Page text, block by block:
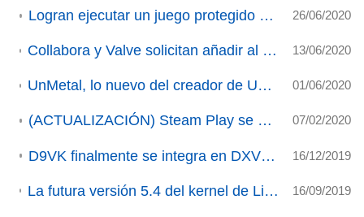
Logran ejecutar un juego protegido con EAC en Wine (ACTUALIZACIÓN) 26/06/2020
Collabora y Valve solicitan añadir al kernel modificaciones en futex para mejorar el rendimiento de algunos juegos 13/06/2020
UnMetal, lo nuevo del creador de UnEpic podría tener soporte nativo (ACTUALIZADO) 01/06/2020
(ACTUALIZACIÓN) Steam Play se actualiza a Proton 5.0-9 07/02/2020
D9VK finalmente se integra en DXVK (ACTUALIZADO). 16/12/2019
La futura versión 5.4 del kernel de Linux permitirá la ejecución de más juegos y aplicaciones de 64 bits vía Wine/Proton 16/09/2019